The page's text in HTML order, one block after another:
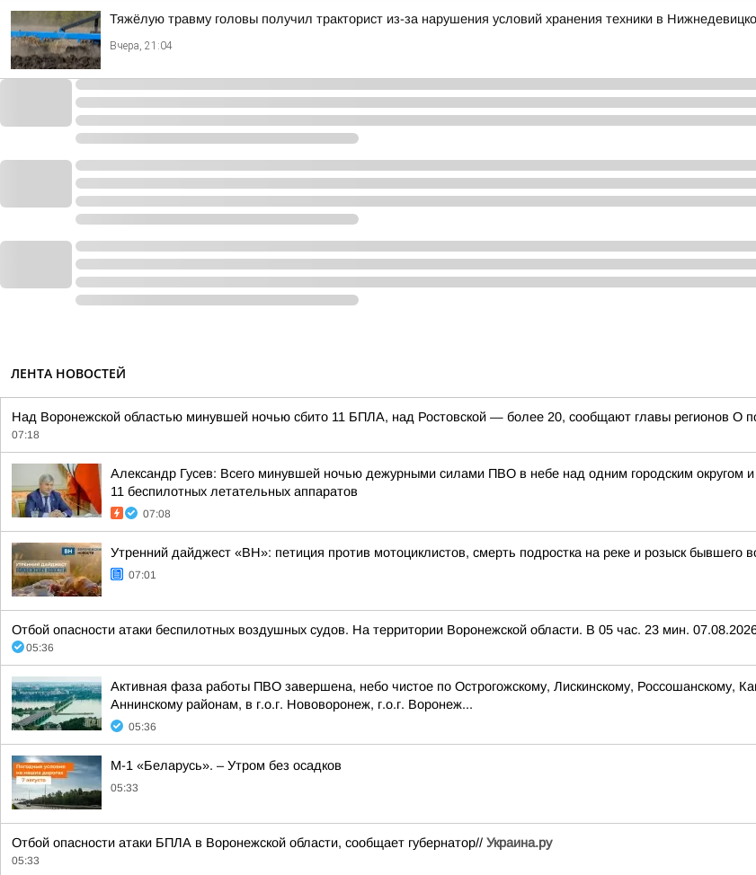
Тяжёлую травму головы получил тракторист из-за нарушения условий хранения техники в
Вчера, 21:04
ЛЕНТА НОВОСТЕЙ
Над Воронежской областью минувшей ночью сбито 11 БПЛА, над Ростовской — более 20, сообщают главы регионов О
07:18
Александр Гусев: Всего минувшей ночью дежурными силами ПВО в небе над одним городским округом
11 беспилотных летательных аппаратов
07:08
Утренний дайджест «ВН»: петиция против мотоциклистов, смерть подростка на реке и розыск бывшего
07:01
Отбой опасности атаки беспилотных воздушных судов. На территории Воронежской области. В 05 час. 23 мин.
05:36
Активная фаза работы ПВО завершена, небо чистое по Острогожскому, Лискинскому, Россошанскому,
Аннинскому районам, в г.о.г. Нововоронеж, г.о.г. Воронеж...
05:36
М-1 «Беларусь». – Утром без осадков
05:33
Отбой опасности атаки БПЛА в Воронежской области, сообщает губернатор// Украина.ру
05:33